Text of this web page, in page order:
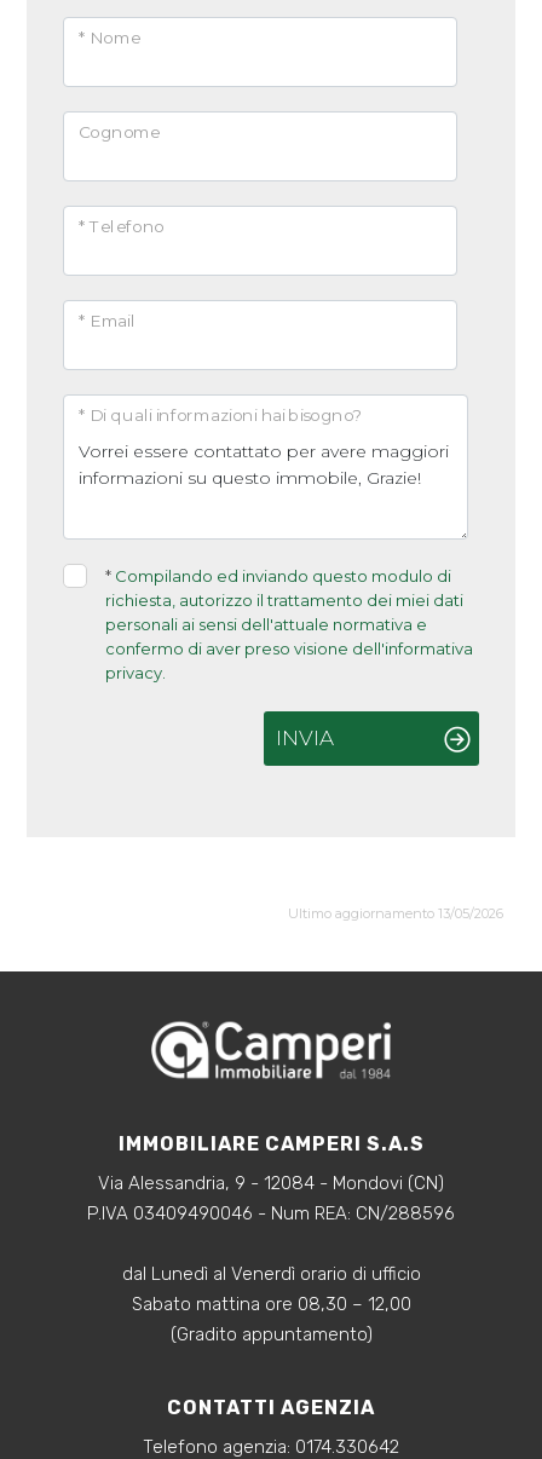
* Nome
Cognome
* Telefono
* Email
* Di quali informazioni hai bisogno?
* Compilando ed inviando questo modulo di
richiesta, autorizzo il trattamento dei miei dati
personali ai sensi dell'attuale normativa e
confermo di aver preso visione dell'informativa
privacy.
INVIA
Ultimo aggiornamento 13/05/2026
IMMOBILIARE CAMPERI S.A.S
Via Alessandria, 9 - 12084 - Mondovi (CN)
P.IVA 03409490046 - Num REA: CN/288596
dal Lunedì al Venerdì orario di ufficio
Sabato mattina ore 08,30 – 12,00
(Gradito appuntamento)
CONTATTI AGENZIA
Telefono agenzia: 0174.330642